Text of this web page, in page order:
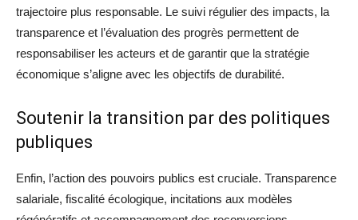
trajectoire plus responsable. Le suivi régulier des impacts, la
transparence et l’évaluation des progrès permettent de
responsabiliser les acteurs et de garantir que la stratégie
économique s’aligne avec les objectifs de durabilité.
Soutenir la transition par des politiques
publiques
Enfin, l’action des pouvoirs publics est cruciale. Transparence
salariale, fiscalité écologique, incitations aux modèles